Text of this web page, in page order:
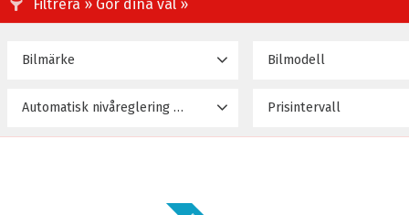
Prisintervall
Bilmärke Bilmodell
Automatisk nivåreglering på luftkitet